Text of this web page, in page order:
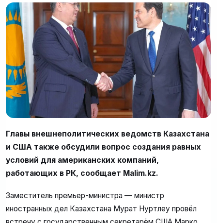
Главы внешнеполитических ведомств Казахстана
и США также обсудили вопрос создания равных
условий для американских компаний,
работающих в РК, сообщает Malim.kz.
Заместитель премьер-министра — министр
иностранных дел Казахстана Мурат Нуртлеу провёл